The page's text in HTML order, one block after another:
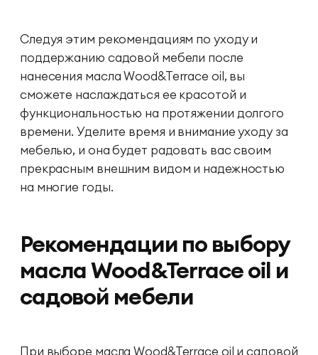
Следуя этим рекомендациям по уходу и
поддержанию садовой мебели после
нанесения масла Wood&Terrace oil, вы
сможете наслаждаться ее красотой и
функциональностью на протяжении долгого
времени. Уделите время и внимание уходу за
мебелью, и она будет радовать вас своим
прекрасным внешним видом и надежностью
на многие годы.
Рекомендации по выбору
масла Wood&Terrace oil и
садовой мебели
При выборе масла Wood&Terrace oil и садовой